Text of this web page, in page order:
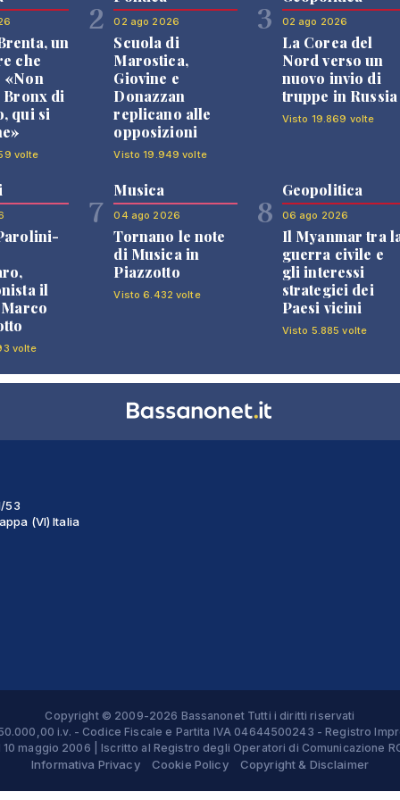
un
che
«Non
Bronx di
qui si
volte
2 02 ago 2026
Scuola di
Marostica,
Giovine e
Donazzan
replicano alle
opposizioni
Visto 19.949 volte
3 02 ago 2026
La Corea del
Nord verso un
nuovo invio di
truppe in Russia
Visto 19.869 volte
il
volte
7
Musica
04 ago 2026
Tornano le note
di Musica in
Piazzotto
Visto 6.432 volte
8
Geopolitica
06 ago 2026
Il Myanmar tra
guerra civile e
gli interessi
strategici dei
Paesi vicini
Visto 5.885 volte
53
(VI) Italia
Copyright © 2009-2026 Bassanonet Tutti i diritti riservati
i.v. - Codice Fiscale e Partita IVA 04644500243 - Registro
maggio 2006 | Iscritto al Registro degli Operatori di Comunicazione
Informativa Privacy Cookie Policy Copyright & Disclaimer